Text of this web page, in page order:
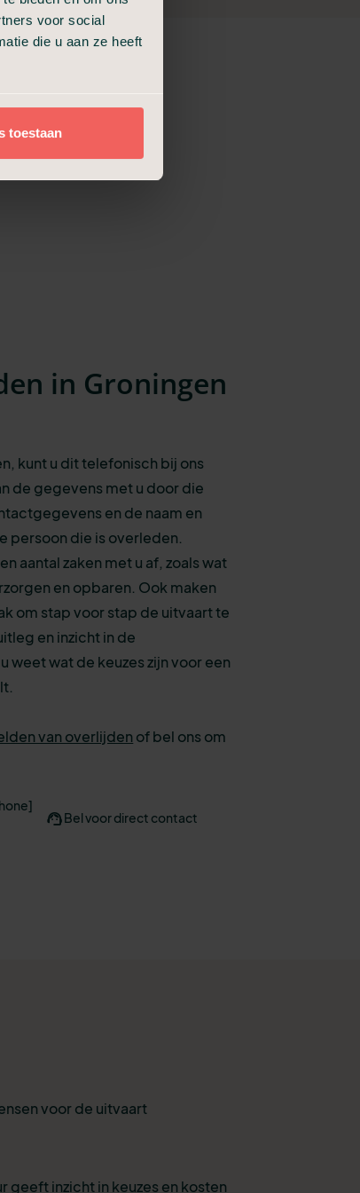
voor social
die u aan ze heeft
toestaan
Reguliere locatie
in Groningen
kunt u dit telefonisch bij ons
de gegevens met u door die
en de naam en
persoon die is overleden.
aantal zaken met u af, zoals wat
en opbaren. Ook maken
om stap voor stap de uitvaart te
en inzicht in de
weet wat de keuzes zijn voor een
van overlijden of bel ons om
Bel voor direct contact
voor de uitvaart
geeft inzicht in keuzes en kosten